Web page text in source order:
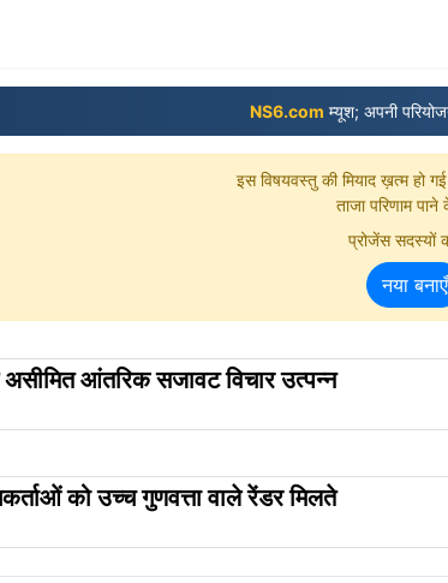
NS6.com म्यूश; अपनी
इस विषयवस्तु की मियाद ख़त्म हो
ताजा परिणाम
प्रोजेंस सदस्यों
नया बनाएँ
आंतरिक सजावट विचार उत्पन्न
को उच्च गुणवत्ता वाले रेंडर मिलते